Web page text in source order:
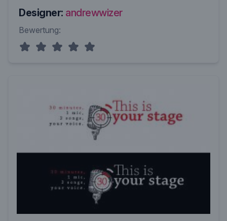
Designer: andrewwizer
Bewertung: